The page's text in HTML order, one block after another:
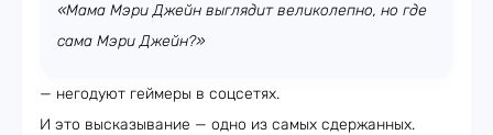
«Мама Мэри Джейн выглядит великолепно, но где
сама Мэри Джейн?»
— негодуют геймеры в соцсетях.
И это высказывание — одно из самых сдержанных.